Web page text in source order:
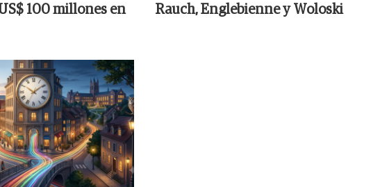
100 millones en
Rauch, Englebienne y Woloski